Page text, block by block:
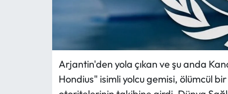
Arjantin'den yola çıkan ve şu anda
Hondius" isimli yolcu gemisi, ölümcül